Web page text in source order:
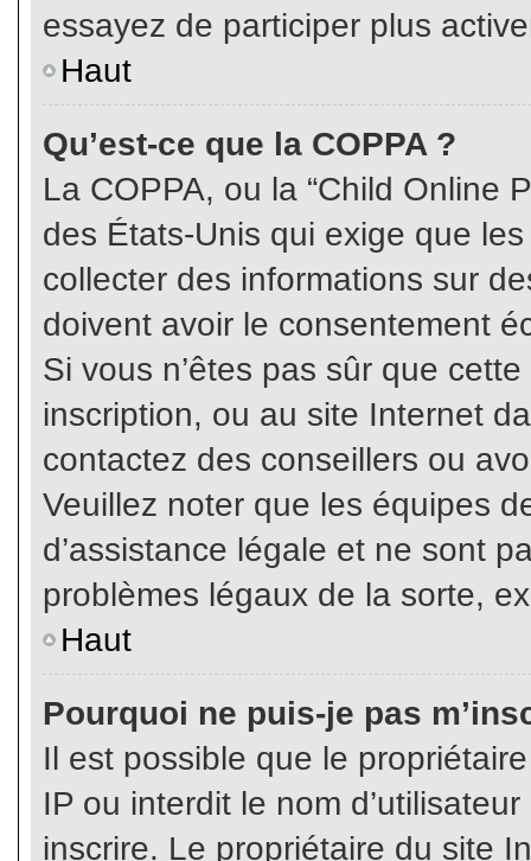
essayez de participer plus
Haut
Qu’est-ce que la COPPA ?
La COPPA, ou la “Child Online
des États-Unis qui exige que
collecter des informations sur
doivent avoir le consentement
Si vous n’êtes pas sûr que
inscription, ou au site Internet
contactez des conseillers ou
Veuillez noter que les équipes
d’assistance légale et ne sont
problèmes légaux de la sorte,
Haut
Pourquoi ne puis-je pas
Il est possible que le
IP ou interdit le nom
inscrire. Le propriétaire du site